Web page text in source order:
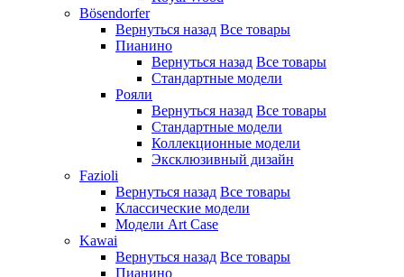
Bösendorfer
Вернуться назад Все товары
Пианино
Вернуться назад Все товары
Стандартные модели
Рояли
Вернуться назад Все товары
Стандартные модели
Коллекционные модели
Эксклюзивный дизайн
Fazioli
Вернуться назад Все товары
Классические модели
Модели Art Case
Kawai
Вернуться назад Все товары
Пианино